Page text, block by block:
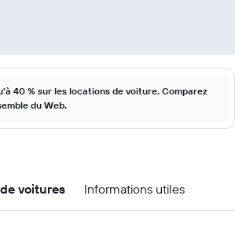
40 % sur les locations de voiture. Comparez
du Web.
voitures Informations utiles